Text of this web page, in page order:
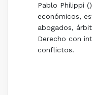
Pablo Philippi
económicos,
abogados,
Derecho con
conflictos.